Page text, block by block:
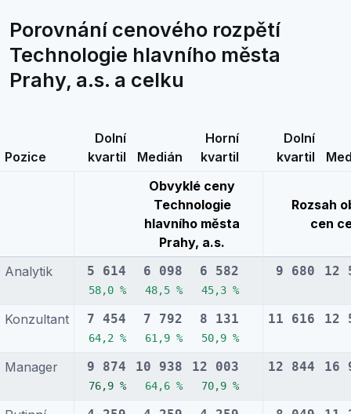
Porovnání cenového rozpětí
Technologie hlavního města
Prahy, a.s. a celku
Pozice
Dolní
kvartil
Medián
Horní
kvartil
Dolní
kvartil
Obvyklé ceny
Technologie
hlavního města
Prahy, a.s.
Rozsah
cen
Analytik 5 614
58,0 %
6 098
48,5 %
6 582
45,3 %
9 680 12
Konzultant 7 454
64,2 %
7 792
61,9 %
8 131
50,9 %
11 616 12
Manager 9 874
76,9 %
10 938
64,6 %
12 003
70,9 %
12 844 16